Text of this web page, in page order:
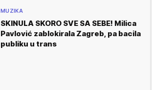
MUZIKA
SKINULA SKORO SVE SA SEBE! Milica
Pavlović zablokirala Zagreb, pa bacila
publiku u trans